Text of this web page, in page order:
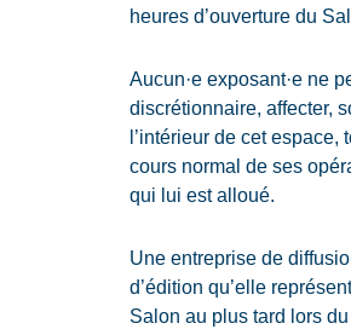
heures d’ouverture du
Aucun·e exposant·e ne
discrétionnaire, affecter,
l’intérieur de cet
cours normal de ses
qui lui est alloué.
Une entreprise de
d’édition qu’elle
Salon au plus tard lors